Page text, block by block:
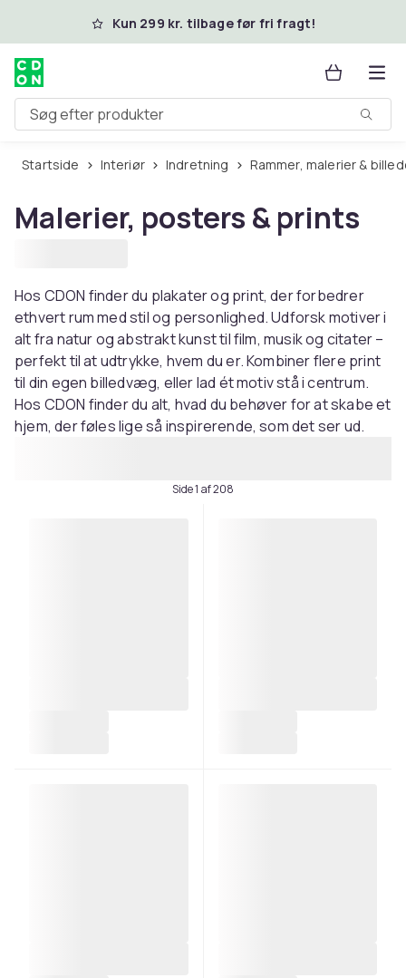
Spring til hovedindhold
Kun 299 kr. tilbage før fri fragt!
Søg efter produkter
Startside Interiør Indretning Rammer, malerier &
Malerier, posters & prints
Hos CDON finder du plakater og print, der forbedrer
ethvert rum med stil og personlighed. Udforsk motiver i
alt fra natur og abstrakt kunst til film, musik og citater –
perfekt til at udtrykke, hvem du er. Kombiner flere print
til din egen billedvæg, eller lad ét motiv stå i centrum.
Hos CDON finder du alt, hvad du behøver for at skabe et
hjem, der føles lige så inspirerende, som det ser ud.
Side 1 af 208